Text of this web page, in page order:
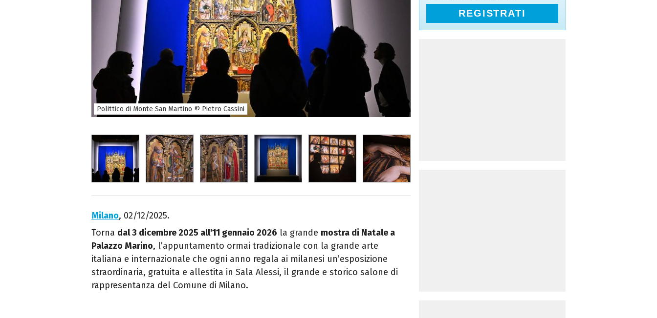
Polittico di Monte San Martino © Pietro Cassini
Milano, 02/12/2025.
Torna dal 3 dicembre 2025 all'11 gennaio 2026 la grande mostra di Natale a
Palazzo Marino, l’appuntamento ormai tradizionale con la grande arte
italiana e internazionale che ogni anno regala ai milanesi un’esposizione
straordinaria, gratuita e allestita in Sala Alessi, il grande e storico salone di
rappresentanza del Comune di Milano.
REGISTRATI